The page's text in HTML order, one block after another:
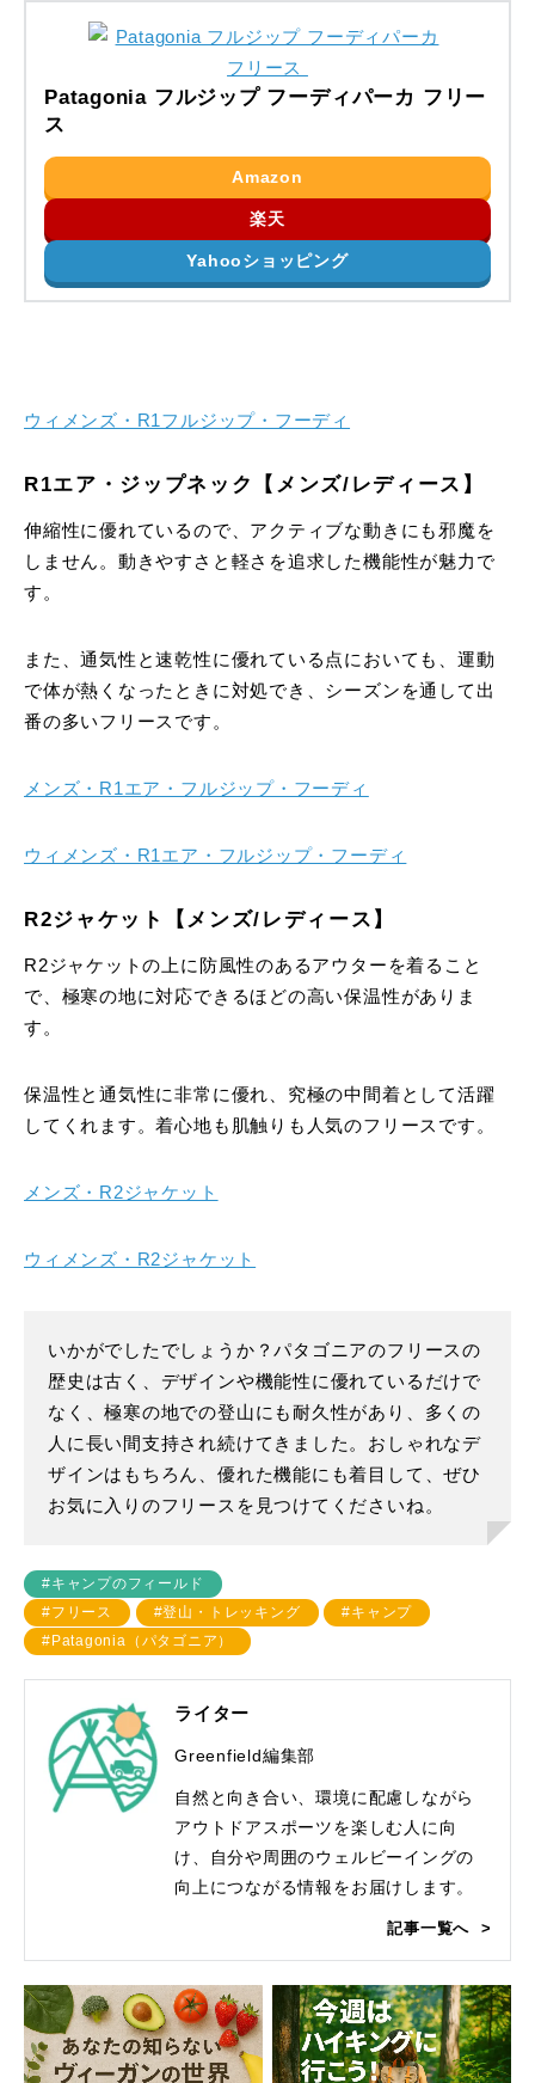
Patagonia フルジップ フーディパーカ フリー
ス
Amazon
楽天
Yahooショッピング
ウィメンズ・R1フルジップ・フーディ
R1エア・ジップネック【メンズ/レディース】
伸縮性に優れているので、アクティブな動きにも邪魔を
しません。動きやすさと軽さを追求した機能性が魅力で
す。
また、通気性と速乾性に優れている点においても、運動
で体が熱くなったときに対処でき、シーズンを通して出
番の多いフリースです。
メンズ・R1エア・フルジップ・フーディ
ウィメンズ・R1エア・フルジップ・フーディ
R2ジャケット【メンズ/レディース】
R2ジャケットの上に防風性のあるアウターを着ること
で、極寒の地に対応できるほどの高い保温性がありま
す。
保温性と通気性に非常に優れ、究極の中間着として活躍
してくれます。着心地も肌触りも人気のフリースです。
メンズ・R2ジャケット
ウィメンズ・R2ジャケット
いかがでしたでしょうか？パタゴニアのフリースの
歴史は古く、デザインや機能性に優れているだけで
なく、極寒の地での登山にも耐久性があり、多くの
人に長い間支持され続けてきました。おしゃれなデ
ザインはもちろん、優れた機能にも着目して、ぜひ
お気に入りのフリースを見つけてくださいね。
#キャンプのフィールド
#フリース
#登山・トレッキング
#キャンプ
#Patagonia（パタゴニア）
ライター
Greenfield編集部
自然と向き合い、環境に配慮しながら
アウトドアスポーツを楽しむ人に向
け、自分や周囲のウェルビーイングの
向上につながる情報をお届けします。
記事一覧へ